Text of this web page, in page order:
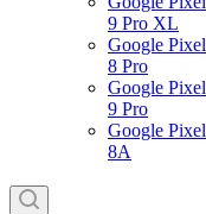
9 Pro XL
Google Pixel
8 Pro
Google Pixel
9 Pro
Google Pixel
8A